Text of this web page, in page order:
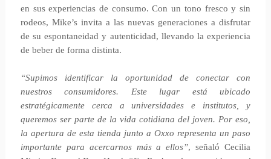
en sus experiencias de consumo. Con un tono fresco y sin
rodeos, Mike’s invita a las nuevas generaciones a disfrutar
de su espontaneidad y autenticidad, llevando la experiencia
de beber de forma distinta.
“Supimos identificar la oportunidad de conectar con
nuestros consumidores. Este lugar está ubicado
estratégicamente cerca a universidades e institutos, y
queremos ser parte de la vida cotidiana del joven. Por eso,
la apertura de esta tienda junto a Oxxo representa un paso
importante para acercarnos más a ellos”, señaló Cecilia